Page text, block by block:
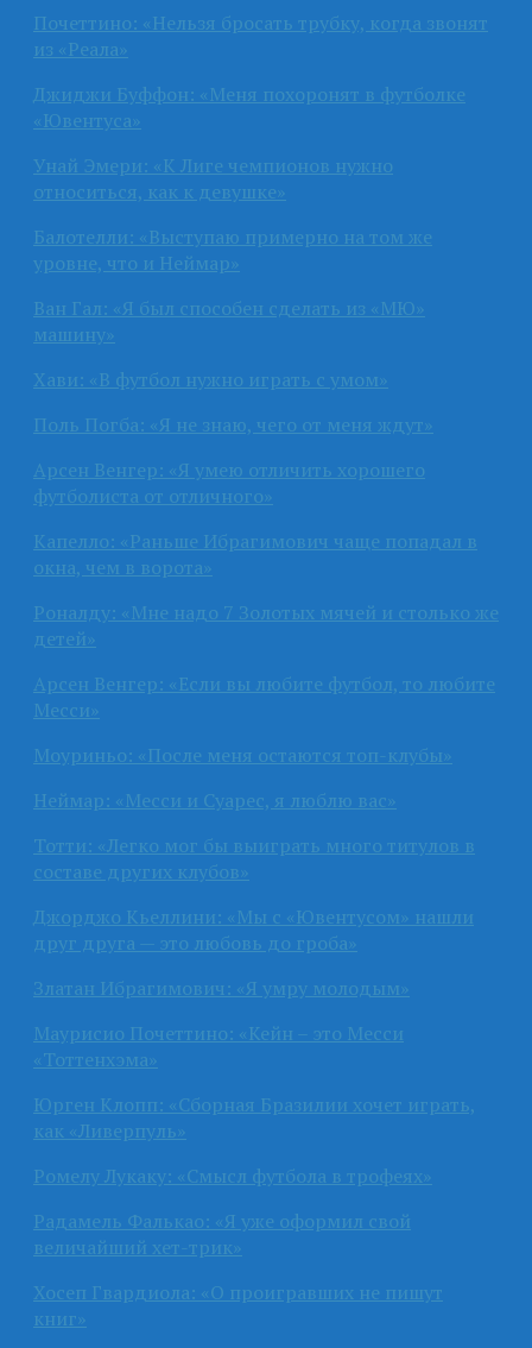
Почеттино: «Нельзя бросать трубку, когда звонят
из «Реала»
Джиджи Буффон: «Меня похоронят в футболке
«Ювентуса»
Унай Эмери: «К Лиге чемпионов нужно
относиться, как к девушке»
Балотелли: «Выступаю примерно на том же
уровне, что и Неймар»
Ван Гал: «Я был способен сделать из «МЮ»
машину»
Хави: «В футбол нужно играть с умом»
Поль Погба: «Я не знаю, чего от меня ждут»
Арсен Венгер: «Я умею отличить хорошего
футболиста от отличного»
Капелло: «Раньше Ибрагимович чаще попадал в
окна, чем в ворота»
Роналду: «Мне надо 7 Золотых мячей и столько же
детей»
Арсен Венгер: «Если вы любите футбол, то любите
Месси»
Моуриньо: «После меня остаются топ-клубы»
Неймар: «Месси и Суарес, я люблю вас»
Тотти: «Легко мог бы выиграть много титулов в
составе других клубов»
Джорджо Кьеллини: «Мы с «Ювентусом» нашли
друг друга — это любовь до гроба»
Златан Ибрагимович: «Я умру молодым»
Маурисио Почеттино: «Кейн – это Месси
«Тоттенхэма»
Юрген Клопп: «Сборная Бразилии хочет играть,
как «Ливерпуль»
Ромелу Лукаку: «Смысл футбола в трофеях»
Радамель Фалькао: «Я уже оформил свой
величайший хет-трик»
Хосеп Гвардиола: «О проигравших не пишут
книг»